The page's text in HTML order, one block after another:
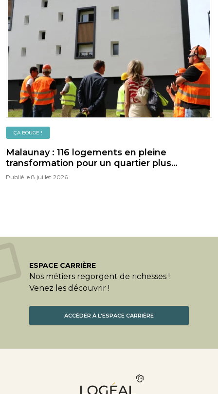
ÇA BOUGE !
Malaunay : 116 logements en pleine
transformation pour un quartier plus
confortable, plus vert et plus durable
Publié le 8 juillet 2026
ESPACE CARRIÈRE
Nos métiers regorgent de richesses !
Venez les découvrir !
ACCÉDER À L'ESPACE CARRIÈRE